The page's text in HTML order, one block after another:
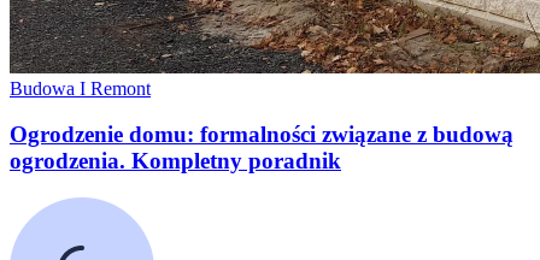
Budowa I Remont
Ogrodzenie domu: formalności związane z budową
ogrodzenia. Kompletny poradnik